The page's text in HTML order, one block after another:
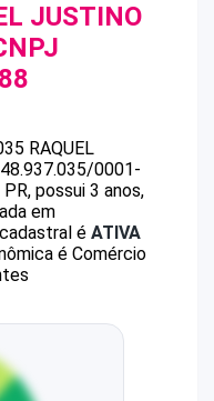
JUSTINO
RAQUEL
48.937.035/0001-
possui 3 anos,
em
é ATIVA
é Comércio